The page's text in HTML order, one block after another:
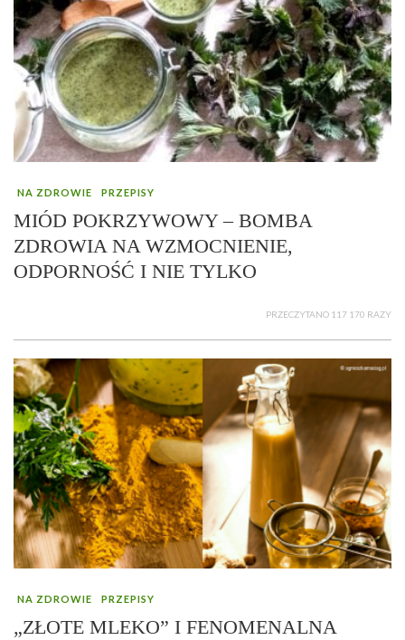
NA ZDROWIE PRZEPISY
MIÓD POKRZYWOWY – BOMBA
ZDROWIA NA WZMOCNIENIE,
ODPORNOŚĆ I NIE TYLKO
PRZECZYTANO 117 170 RAZY
NA ZDROWIE PRZEPISY
„ZŁOTE MLEKO” I FENOMENALNA